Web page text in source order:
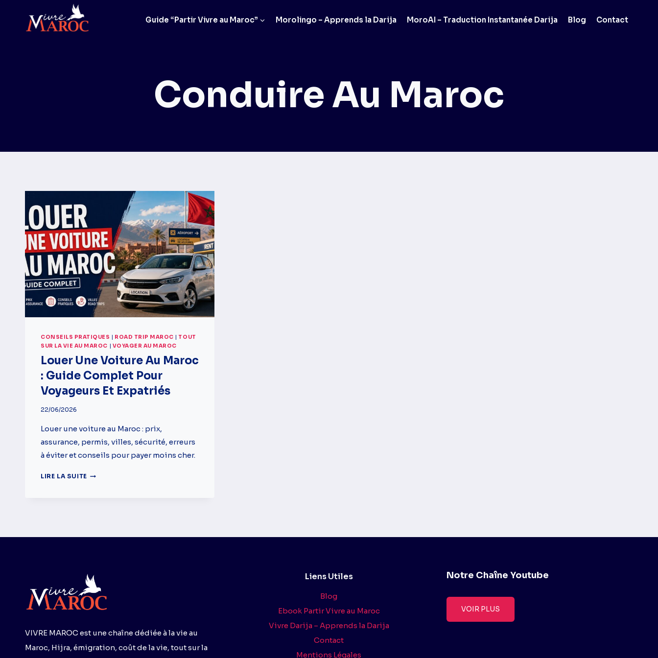
contenu
Guide “Partir Vivre au Maroc” Morolingo – Apprends la Darija MoroAI – Traduction Instantanée Darija Blog Contact
Conduire Au Maroc
CONSEILS PRATIQUES ROAD TRIP MAROC
TOUT
SUR LA VIE AU MAROC
VOYAGER AU MAROC
Louer Une Voiture Au Maroc
: Guide Complet Pour
Voyageurs Et Expatriés
22/06/2026
Louer une voiture au Maroc : prix,
assurance, permis, villes, sécurité, erreurs
à éviter et conseils pour payer moins cher.
LIRE LA SUITE LOUER
GUIDE
ET
EXPATRIÉS
VIVRE MAROC est une chaîne dédiée à la vie au
Maroc, Hijra, émigration, coût de la vie, tout sur la
Liens Utiles
Blog
Ebook Partir Vivre au Maroc
Vivre Darija – Apprends la Darija
Contact
Mentions Légales
Notre Chaîne Youtube
VOIR PLUS